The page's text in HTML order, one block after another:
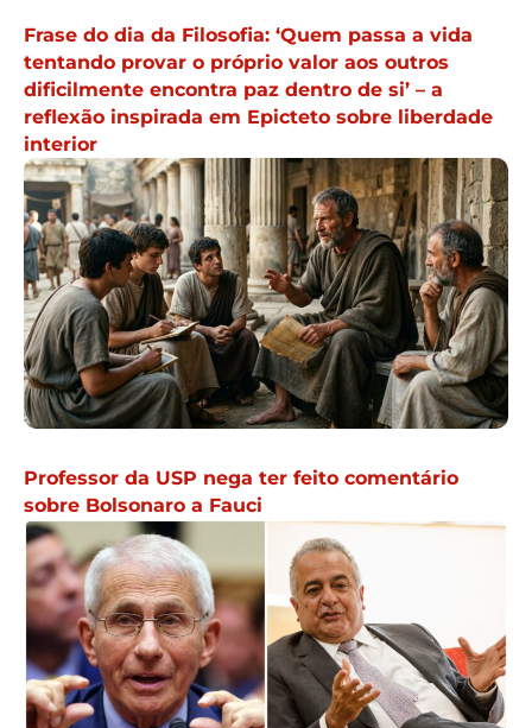
Frase do dia da Filosofia: ‘Quem passa a vida
tentando provar o próprio valor aos outros
dificilmente encontra paz dentro de si’ – a
reflexão inspirada em Epicteto sobre liberdade
interior
Professor da USP nega ter feito comentário
sobre Bolsonaro a Fauci